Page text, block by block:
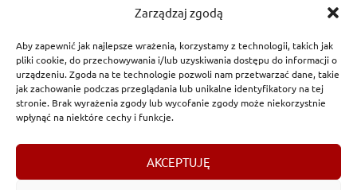
Zarządzaj zgodą
Aby zapewnić jak najlepsze wrażenia, korzystamy z technologii, takich jak
pliki cookie, do przechowywania i/lub uzyskiwania dostępu do informacji o
urządzeniu. Zgoda na te technologie pozwoli nam przetwarzać dane, takie
jak zachowanie podczas przeglądania lub unikalne identyfikatory na tej
stronie. Brak wyrażenia zgody lub wycofanie zgody może niekorzystnie
wpłynąć na niektóre cechy i funkcje.
AKCEPTUJĘ
2017-2026 © Urząd Marszałkowski Województwa